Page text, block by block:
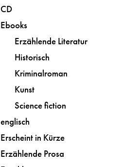
CD
Ebooks
Erzählende Literatur
Historisch
Kriminalroman
Kunst
Science fiction
englisch
Erscheint in Kürze
Erzählende Prosa